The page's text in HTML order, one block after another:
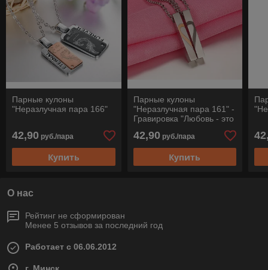
Парные кулоны
"Неразлучная пара 166"
42,90 руб./пара
Купить
Парные кулоны
"Неразлучная пара 161" -
Гравировка "Любовь - это
42,90 руб./пара
Купить
О нас
Рейтинг не сформирован
Менее 5 отзывов за последний год
Работает с 06.06.2012